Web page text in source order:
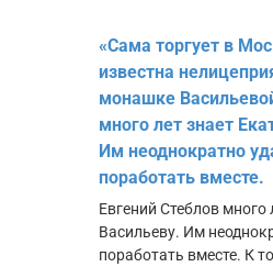
«Сама торгует в
известна
монашке
много лет знает
Им неоднократно
поработать вместе.
Евгений Стеблов много
Васильеву. Им
поработать вместе. К